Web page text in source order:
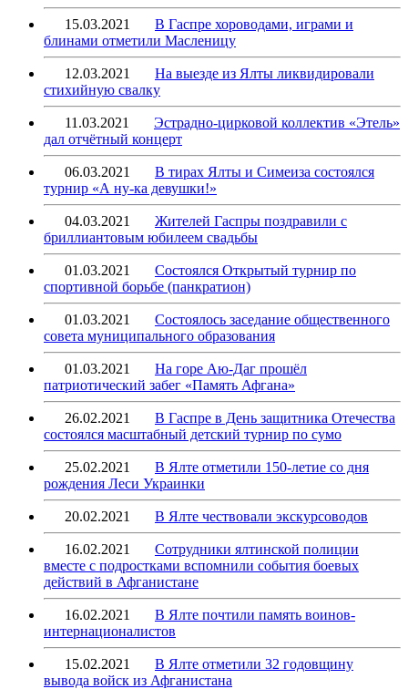
15.03.2021
В Гаспре хороводами, играми и
блинами отметили Масленицу
12.03.2021
На выезде из Ялты ликвидировали
стихийную свалку
11.03.2021
Эстрадно-цирковой коллектив «Этель»
дал отчётный концерт
06.03.2021
В тирах Ялты и Симеиза состоялся
турнир «А ну-ка девушки!»
04.03.2021
Жителей Гаспры поздравили с
бриллиантовым юбилеем свадьбы
01.03.2021
Состоялся Открытый турнир по
спортивной борьбе (панкратион)
01.03.2021
Состоялось заседание общественного
совета муниципального образования
01.03.2021
На горе Аю-Даг прошёл
патриотический забег «Память Афгана»
26.02.2021
В Гаспре в День защитника Отечества
состоялся масштабный детский турнир по сумо
25.02.2021
В Ялте отметили 150-летие со дня
рождения Леси Украинки
20.02.2021 В Ялте чествовали экскурсоводов
16.02.2021
Сотрудники ялтинской полиции
вместе с подростками вспомнили события боевых
действий в Афганистане
16.02.2021
В Ялте почтили память воинов-
интернационалистов
15.02.2021
В Ялте отметили 32 годовщину
вывода войск из Афганистана